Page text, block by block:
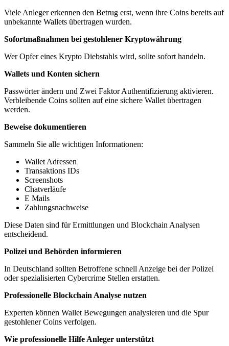
Viele Anleger erkennen den Betrug erst, wenn ihre Coins bereits auf
unbekannte Wallets übertragen wurden.
Sofortmaßnahmen bei gestohlener Kryptowährung
Wer Opfer eines Krypto Diebstahls wird, sollte sofort handeln.
Wallets und Konten sichern
Passwörter ändern und Zwei Faktor Authentifizierung aktivieren.
Verbleibende Coins sollten auf eine sichere Wallet übertragen
werden.
Beweise dokumentieren
Sammeln Sie alle wichtigen Informationen:
Wallet Adressen
Transaktions IDs
Screenshots
Chatverläufe
E Mails
Zahlungsnachweise
Diese Daten sind für Ermittlungen und Blockchain Analysen
entscheidend.
Polizei und Behörden informieren
In Deutschland sollten Betroffene schnell Anzeige bei der Polizei
oder spezialisierten Cybercrime Stellen erstatten.
Professionelle Blockchain Analyse nutzen
Experten können Wallet Bewegungen analysieren und die Spur
gestohlener Coins verfolgen.
Wie professionelle Hilfe Anleger unterstützt